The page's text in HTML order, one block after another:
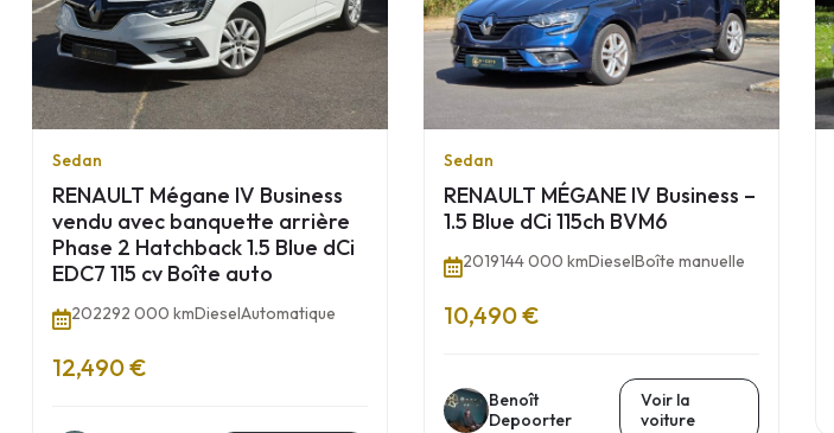
Sedan
RENAULT Mégane IV Business
vendu avec banquette arrière
Phase 2 Hatchback 1.5 Blue dCi
EDC7 115 cv Boîte auto
202292 000 kmDieselAutomatique
12,490 €
Sedan
RENAULT MÉGANE IV Business –
1.5 Blue dCi 115ch BVM6
2019144 000 kmDieselBoîte manuelle
10,490 €
Benoît
Depoorter
Voir la
voiture